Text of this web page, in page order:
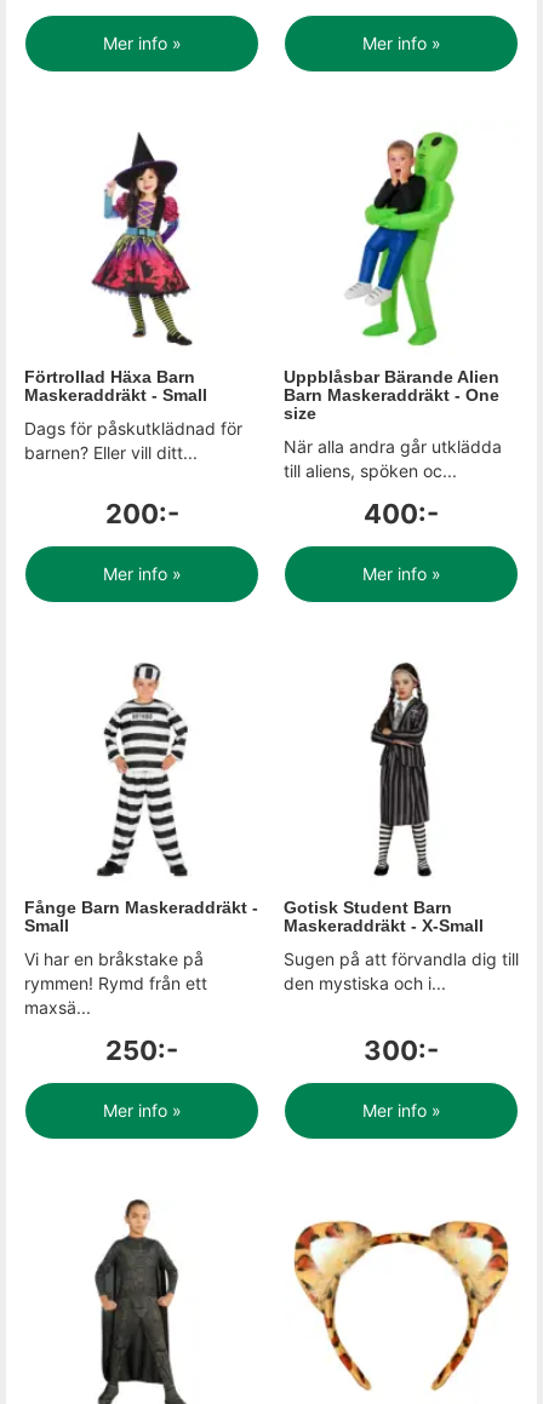
Mer info » Mer info »
Förtrollad Häxa Barn
Maskeraddräkt - Small
Dags för påskutklädnad för
barnen? Eller vill ditt...
200:-
Mer info »
Uppblåsbar Bärande Alien
Barn Maskeraddräkt - One
size
När alla andra går utklädda
till aliens, spöken oc...
400:-
Mer info »
Fånge Barn Maskeraddräkt -
Small
Vi har en bråkstake på
rymmen! Rymd från ett
maxsä...
250:-
Mer info »
Gotisk Student Barn
Maskeraddräkt - X-Small
Sugen på att förvandla dig till
den mystiska och i...
300:-
Mer info »